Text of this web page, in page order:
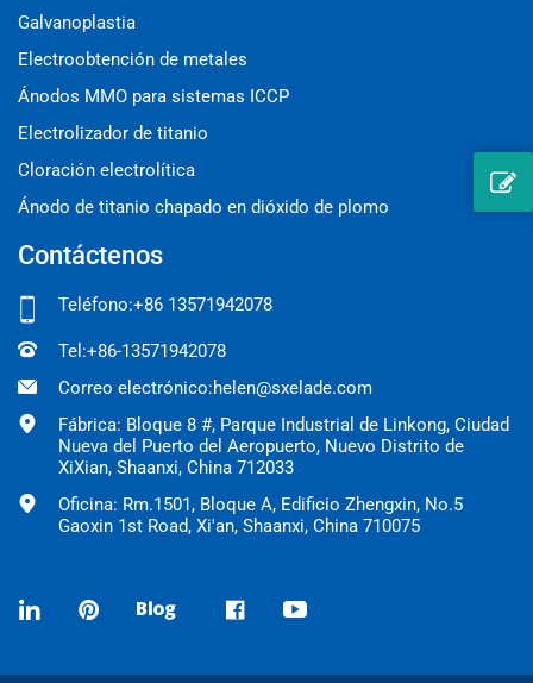
Galvanoplastia
Electroobtención de metales
Ánodos MMO para sistemas ICCP
Electrolizador de titanio
Cloración electrolítica
Ánodo de titanio chapado en dióxido de plomo
Contáctenos
Teléfono:+86 13571942078
Tel:+86-13571942078
Correo electrónico:helen@sxelade.com
Fábrica: Bloque 8 #, Parque Industrial de Linkong, Ciudad
Nueva del Puerto del Aeropuerto, Nuevo Distrito de
XiXian, Shaanxi, China 712033
Oficina: Rm.1501, Bloque A, Edificio Zhengxin, No.5
Gaoxin 1st Road, Xi'an, Shaanxi, China 710075